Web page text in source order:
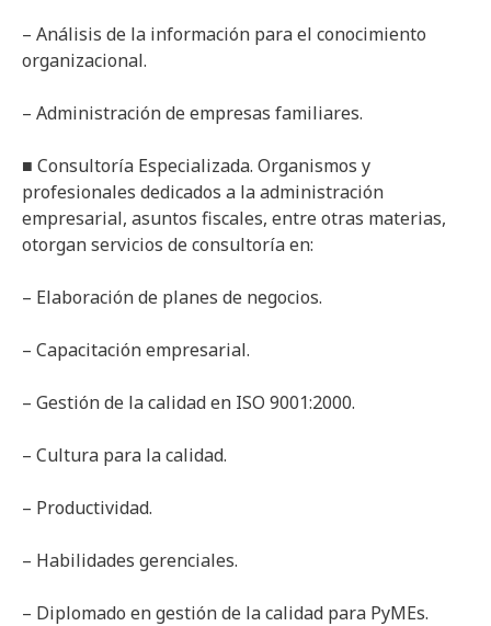
– Análisis de la información para el conocimiento
organizacional.
– Administración de empresas familiares.
■ Consultoría Especializada. Organismos y
profesionales dedicados a la administración
empresarial, asuntos fiscales, entre otras materias,
otorgan servicios de consultoría en:
– Elaboración de planes de negocios.
– Capacitación empresarial.
– Gestión de la calidad en ISO 9001:2000.
– Cultura para la calidad.
– Productividad.
– Habilidades gerenciales.
– Diplomado en gestión de la calidad para PyMEs.